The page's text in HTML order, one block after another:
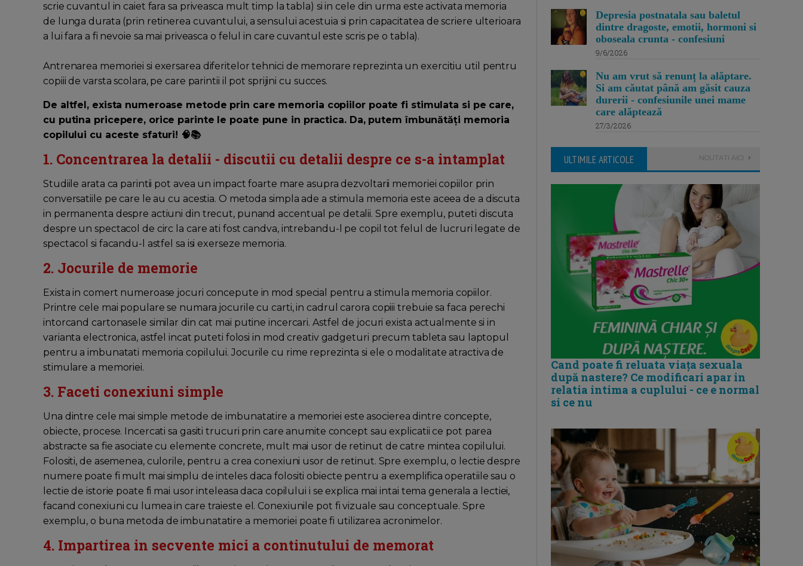
scrie cuvantul in caiet fara sa priveasca mult timp la tabla) si in cele din urma este activata memoria
de lunga durata (prin retinerea cuvantului, a sensului acestuia si prin capacitatea de scriere ulterioara
a lui fara a fi nevoie sa mai priveasca o felul in care cuvantul este scris pe o tabla).
Antrenarea memoriei si exersarea diferitelor tehnici de memorare reprezinta un exercitiu util pentru
copiii de varsta scolara, pe care parintii il pot sprijini cu succes.
De altfel, exista numeroase metode prin care memoria copiilor poate fi stimulata si pe care,
cu putina pricepere, orice parinte le poate pune in practica. Da, putem îmbunătăți memoria
copilului cu aceste sfaturi! 🧠📚
1. Concentrarea la detalii - discutii cu detalii despre ce s-a intamplat
Studiile arata ca parintii pot avea un impact foarte mare asupra dezvoltarii memoriei copiilor prin
conversatiile pe care le au cu acestia. O metoda simpla ade a stimula memoria este aceea de a discuta
in permanenta despre actiuni din trecut, punand accentual pe detalii. Spre exemplu, puteti discuta
despre un spectacol de circ la care ati fost candva, intrebandu-l pe copil tot felul de lucruri legate de
spectacol si facandu-l astfel sa isi exerseze memoria.
2. Jocurile de memorie
Exista in comert numeroase jocuri concepute in mod special pentru a stimula memoria copiilor.
Printre cele mai populare se numara jocurile cu carti, in cadrul carora copiii trebuie sa faca perechi
intorcand cartonasele similar din cat mai putine incercari. Astfel de jocuri exista actualmente si in
varianta electronica, astfel incat puteti folosi in mod creativ gadgeturi precum tableta sau laptopul
pentru a imbunatati memoria copilului. Jocurile cu rime reprezinta si ele o modalitate atractiva de
stimulare a memoriei.
3. Faceti conexiuni simple
Una dintre cele mai simple metode de imbunatatire a memoriei este asocierea dintre concepte,
obiecte, procese. Incercati sa gasiti trucuri prin care anumite concept sau explicatii ce pot parea
abstracte sa fie asociate cu elemente concrete, mult mai usor de retinut de catre mintea copilului.
Folositi, de asemenea, culorile, pentru a crea conexiuni usor de retinut. Spre exemplu, o lectie despre
numere poate fi mult mai simplu de inteles daca folositi obiecte pentru a exemplifica operatiile sau o
lectie de istorie poate fi mai usor inteleasa daca copilului i se explica mai intai tema generala a lectiei,
facand conexiuni cu lumea in care traieste el. Conexiunile pot fi vizuale sau conceptuale. Spre
exemplu, o buna metoda de imbunatatire a memoriei poate fi utilizarea acronimelor.
4. Impartirea in secvente mici a continutului de memorat
Depresia postnatala sau baletul
dintre dragoste, emotii, hormoni si
oboseala crunta - confesiuni
9/6/2026
Nu am vrut să renunț la alăptare.
Si am căutat până am găsit cauza
durerii - confesiunile unei mame
care alăptează
27/3/2026
ULTIMILE ARTICOLE NOUTATI AICI
Cand poate fi reluata viața sexuala
după nastere? Ce modificari apar in
relatia intima a cuplului - ce e normal
si ce nu